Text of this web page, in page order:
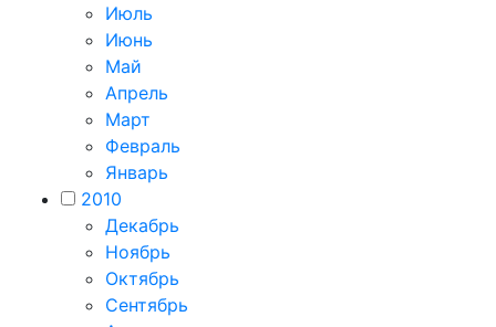
Июль
Июнь
Май
Апрель
Март
Февраль
Январь
2010
Декабрь
Ноябрь
Октябрь
Сентябрь